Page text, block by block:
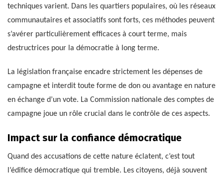
techniques varient. Dans les quartiers populaires, où les réseaux
communautaires et associatifs sont forts, ces méthodes peuvent
s’avérer particulièrement efficaces à court terme, mais
destructrices pour la démocratie à long terme.
La législation française encadre strictement les dépenses de
campagne et interdit toute forme de don ou avantage en nature
en échange d’un vote. La Commission nationale des comptes de
campagne joue un rôle crucial dans le contrôle de ces aspects.
Impact sur la confiance démocratique
Quand des accusations de cette nature éclatent, c’est tout
l’édifice démocratique qui tremble. Les citoyens, déjà souvent